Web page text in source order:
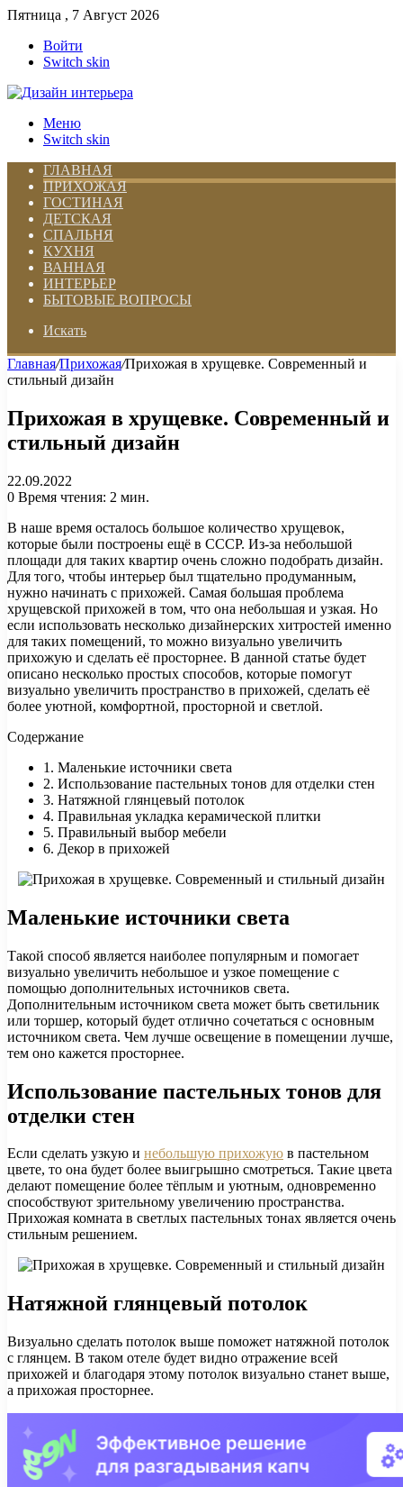
Пятница , 7 Август 2026
Войти
Switch skin
Меню
Switch skin
ГЛАВНАЯ
ПРИХОЖАЯ
ГОСТИНАЯ
ДЕТСКАЯ
СПАЛЬНЯ
КУХНЯ
ВАННАЯ
ИНТЕРЬЕР
БЫТОВЫЕ ВОПРОСЫ
Искать
Главная/Прихожая/Прихожая в хрущевке. Современный и
стильный дизайн
Прихожая в хрущевке. Современный и
стильный дизайн
22.09.2022
0 Время чтения: 2 мин.
В наше время осталось большое количество хрущевок,
которые были построены ещё в СССР. Из-за небольшой
площади для таких квартир очень сложно подобрать дизайн.
Для того, чтобы интерьер был тщательно продуманным,
нужно начинать с прихожей. Самая большая проблема
хрущевской прихожей в том, что она небольшая и узкая. Но
если использовать несколько дизайнерских хитростей именно
для таких помещений, то можно визуально увеличить
прихожую и сделать её просторнее. В данной статье будет
описано несколько простых способов, которые помогут
визуально увеличить пространство в прихожей, сделать её
более уютной, комфортной, просторной и светлой.
Содержание
1. Маленькие источники света
2. Использование пастельных тонов для отделки стен
3. Натяжной глянцевый потолок
4. Правильная укладка керамической плитки
5. Правильный выбор мебели
6. Декор в прихожей
Маленькие источники света
Такой способ является наиболее популярным и помогает
визуально увеличить небольшое и узкое помещение с
помощью дополнительных источников света.
Дополнительным источником света может быть светильник
или торшер, который будет отлично сочетаться с основным
источником света. Чем лучше освещение в помещении лучше,
тем оно кажется просторнее.
Использование пастельных тонов для
отделки стен
Если сделать узкую и небольшую прихожую в пастельном
цвете, то она будет более выигрышно смотреться. Такие цвета
делают помещение более тёплым и уютным, одновременно
способствуют зрительному увеличению пространства.
Прихожая комната в светлых пастельных тонах является очень
стильным решением.
Натяжной глянцевый потолок
Визуально сделать потолок выше поможет натяжной потолок
с глянцем. В таком отеле будет видно отражение всей
прихожей и благодаря этому потолок визуально станет выше,
а прихожая просторнее.